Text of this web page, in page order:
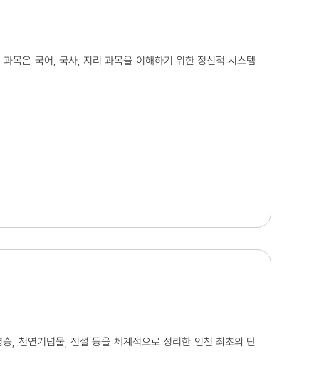
목은 국어, 국사, 지리 과목을 이해하기 위한 정신적 시스템
, 천연기념물, 전설 등을 체계적으로 정리한 인천 최초의 단